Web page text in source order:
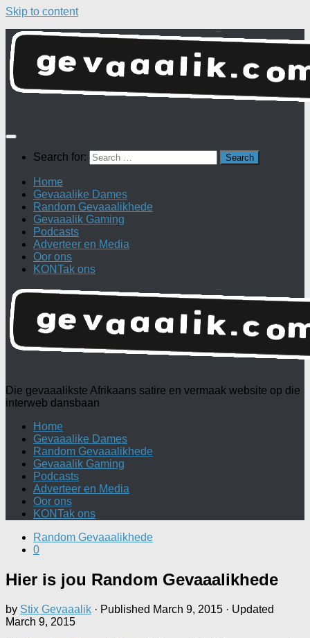
Skip to content
Search for:
Home
Gevaaalike Dames
Random Gevaaalikhede
Gevaaalik Gaming
Podcasts
Adverteer en Media
Oor ons
KONTak ons
Die gevaaalikste Afrikaans satire en vermaak website op die
interweb dansbaan
Home
Gevaaalike Dames
Random Gevaaalikhede
Gevaaalik Gaming
Podcasts
Adverteer en Media
Oor ons
KONTak ons
Random Gevaaalikhede
0
Hier is jou Random Gevaaalikhede
by Stix Gevaaalik · Published March 9, 2015 · Updated
March 9, 2015